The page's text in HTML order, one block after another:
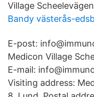
Village
Bandy västerås-
E-post:
Medicon Village
E-mail:
Visiting address: